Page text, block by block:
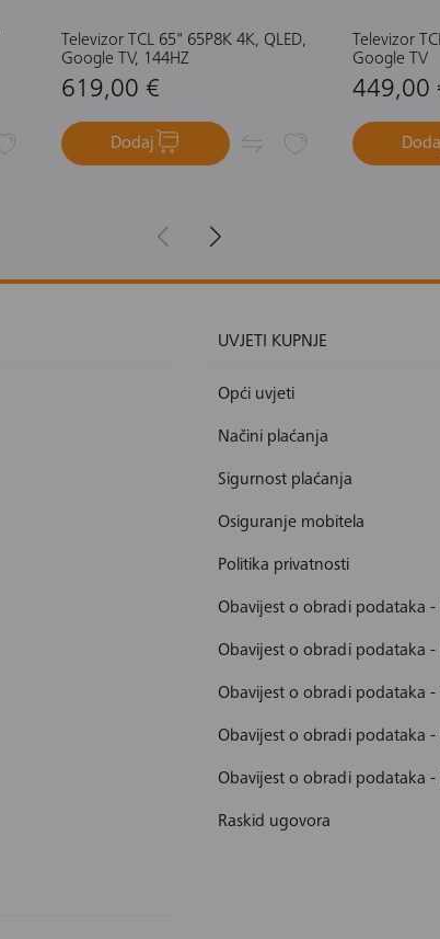
Televizor TCL 65" 65P8K 4K, QLED,
Google TV, 144HZ
619,00 €
Dodaj
Televizor
Google TV
449,00
UVJETI KUPNJE
Opći uvjeti
Načini plaćanja
Sigurnost plaćanja
Osiguranje mobitela
Politika privatnosti
Obavijest o obradi podataka -
Obavijest o obradi podataka -
Obavijest o obradi podataka -
Obavijest o obradi podataka -
Obavijest o obradi podataka -
Raskid ugovora